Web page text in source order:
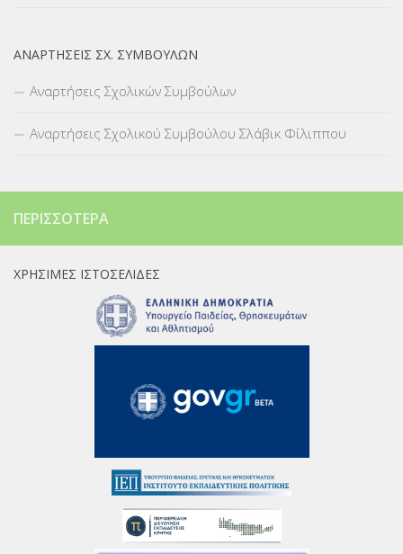
ΑΝΑΡΤΉΣΕΙΣ ΣΧ. ΣΥΜΒΟΎΛΩΝ
Αναρτήσεις Σχολικών Συμβούλων
Αναρτήσεις Σχολικού Συμβούλου Σλάβικ Φίλιππου
ΠΕΡΙΣΣΌΤΕΡΑ
ΧΡΉΣΙΜΕΣ ΙΣΤΟΣΕΛΊΔΕΣ